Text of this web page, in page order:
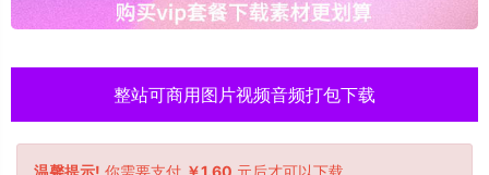
整站可商用图片视频音频打包下载